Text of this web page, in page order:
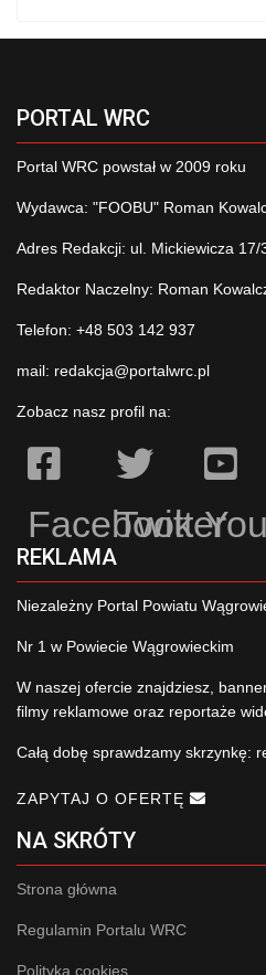
PORTAL WRC
Portal WRC powstał w 2009 roku
Wydawca: "FOOBU" Roman
Adres Redakcji: ul. Mickiewicza
Redaktor Naczelny: Roman
Telefon: +48 503 142 937
mail: redakcja@portalwrc.pl
Zobacz nasz profil na:
Facebook
Twitter
REKLAMA
Niezależny Portal Powiatu
Nr 1 w Powiecie Wągrowieckim
W naszej ofercie znajdziesz,
filmy reklamowe oraz reportaże
Całą dobę sprawdzamy skrzynkę:
ZAPYTAJ O OFERTĘ
NA SKRÓTY
Strona główna
Regulamin Portalu WRC
Polityka cookies